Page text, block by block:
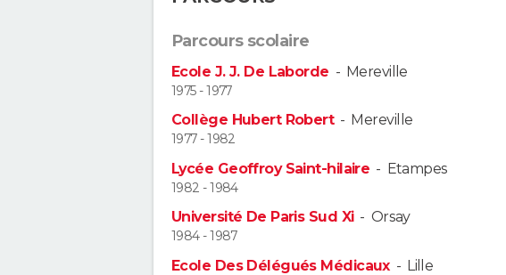
Parcours scolaire
Ecole J. J. De Laborde - Mereville
1975 - 1977
Collège Hubert Robert- Mereville
1977 - 1982
Lycée Geoffroy Saint-hilaire - Etampes
1982 - 1984
Université De Paris Sud Xi- Orsay
1984 - 1987
Ecole Des Délégués Médicaux- Lille